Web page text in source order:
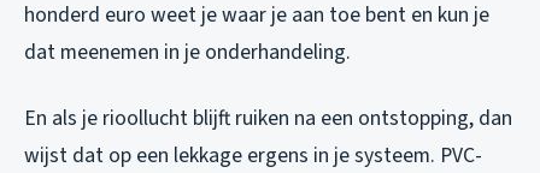
honderd euro weet je waar je aan toe bent en kun je
dat meenemen in je onderhandeling.
En als je rioollucht blijft ruiken na een ontstopping, dan
wijst dat op een lekkage ergens in je systeem. PVC-